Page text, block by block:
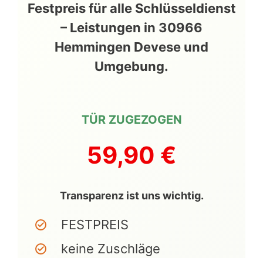
Festpreis für alle Schlüsseldienst
– Leistungen in 30966
Hemmingen Devese und
Umgebung.
TÜR ZUGEZOGEN
59,90 €
Transparenz ist uns wichtig.
FESTPREIS
keine Zuschläge